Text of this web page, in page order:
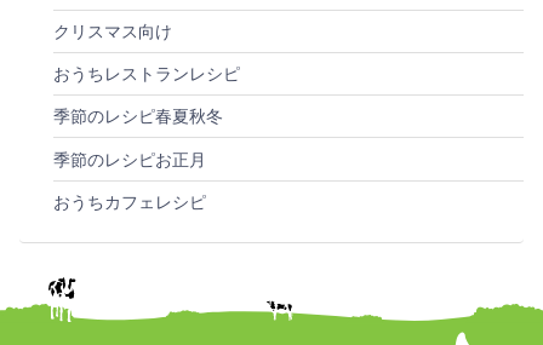
クリスマス向け
おうちレストランレシピ
季節のレシピ春夏秋冬
季節のレシピお正月
おうちカフェレシピ